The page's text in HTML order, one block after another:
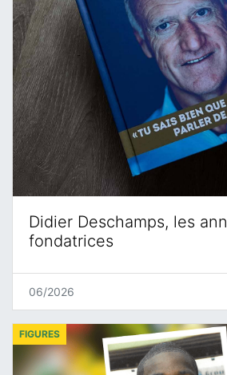
Didier Deschamps, les
fondatrices
06/2026
FIGURES